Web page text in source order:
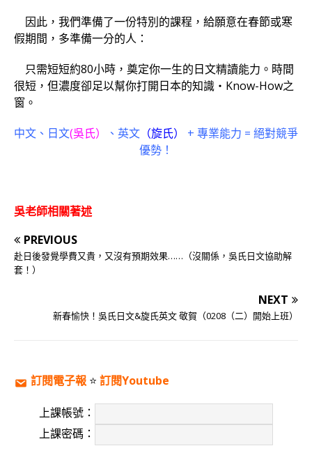
因此，我們準備了一份特別的課程，給願意在春節或寒
假期間，多準備一分的人：
只需短短約80小時，奠定你一生的日文精讀能力。時間
很短，但濃度卻足以幫你打開日本的知識‧Know-How之
窗。
中文、日文(吳氏） 、英文 （旋氏）
+ 專業能力 = 絕對競爭
優勢！
吳老師相關著述
PREVIOUS
赴日後發覺學費又貴，又沒有預期效果……（沒關係，吳氏日文協助解
套！）
NEXT
新春愉快！吳氏日文&旋氏英文 敬賀（0208（二）開始上班）
訂閱電子報 ⭐️ 訂閱Youtube
上課帳號：
上課密碼：